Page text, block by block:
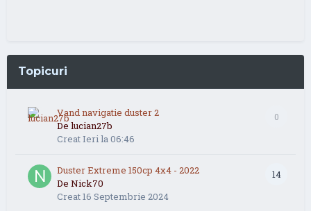
Topicuri
0
Vand navigatie duster 2
De lucian27b
CreatIeri la 06:46
14
Duster Extreme 150cp 4x4 - 2022
De Nick70
Creat16 Septembrie 2024